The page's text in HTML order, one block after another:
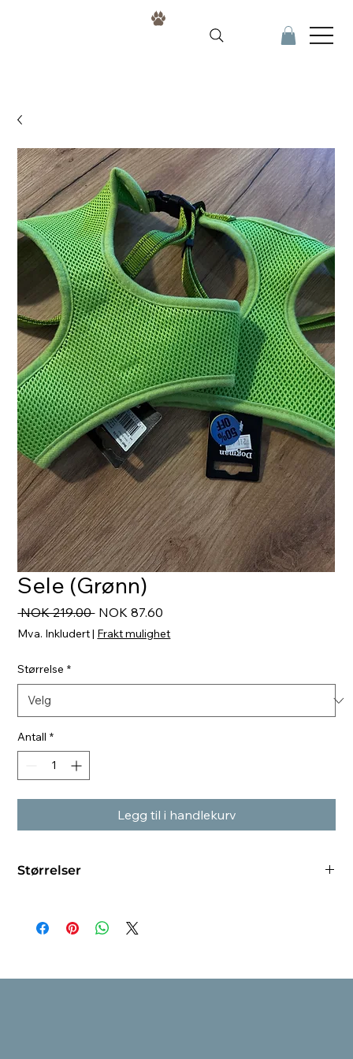
Sele (Grønn)
NOK 219.00 Vanlig
pris
NOK 87.60
Mva. Inkludert| Frakt mulighet
Størrelse *
Antall *
Legg til i handlekurv
Størrelser
M = hals 33xm, 46-65cm